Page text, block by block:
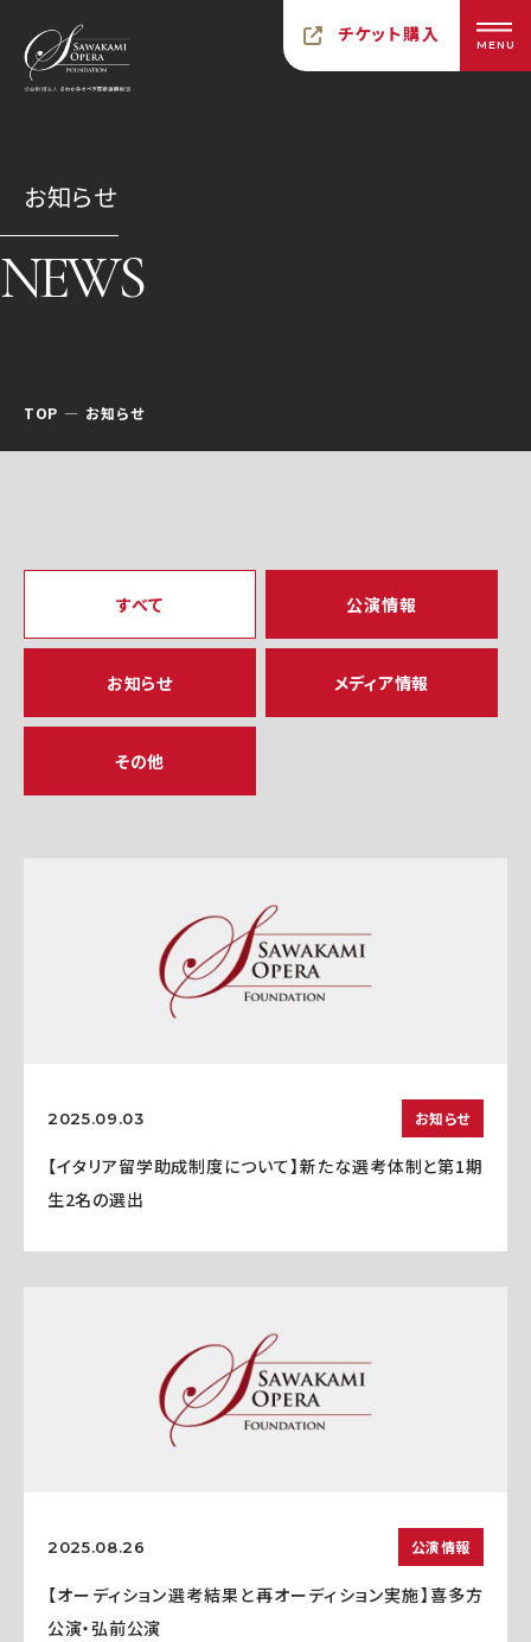
チケット購入 MENU
お知らせ
NEWS
TOP お知らせ
すべて 公演情報
お知らせ メディア情報
その他
2025.09.03 お知らせ
【イタリア留学助成制度について】新たな選考体制と第1期
生2名の選出
2025.08.26 公演情報
【オーディション選考結果と再オーディション実施】喜多方
公演・弘前公演